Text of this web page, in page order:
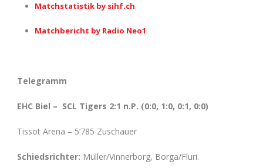
Matchstatistik by sihf.ch
Matchbericht by Radio Neo1
Telegramm
EHC Biel – SCL Tigers 2:1 n.P. (0:0, 1:0, 0:1, 0:0)
Tissot Arena – 5’785 Zuschauer
Schiedsrichter: Müller/Vinnerborg, Borga/Fluri.